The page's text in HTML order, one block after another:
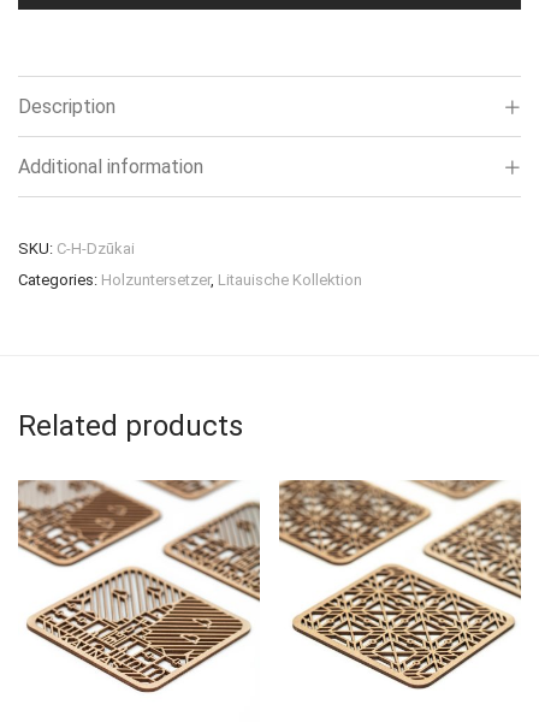
Description
Additional information
SKU: C-H-Dzūkai
Categories: Holzuntersetzer, Litauische Kollektion
Related products